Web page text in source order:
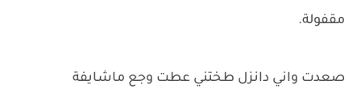
مقفولة.
صعدت واني دانزل طختني عطت وجع ماشايفة